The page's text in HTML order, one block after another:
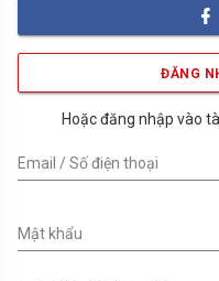
ĐĂNG
Hoặc đăng nhập vào
Email / Số điện thoại
Mật khẩu